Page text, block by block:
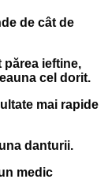
de cât de
părea ieftine,
cel dorit.
mai rapide
danturii.
medic